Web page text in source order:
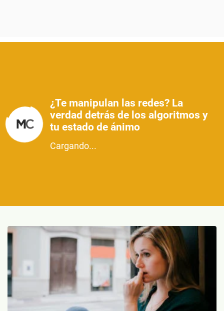
¿Te manipulan las redes? La
verdad detrás de los algoritmos y
tu estado de ánimo
Cargando...